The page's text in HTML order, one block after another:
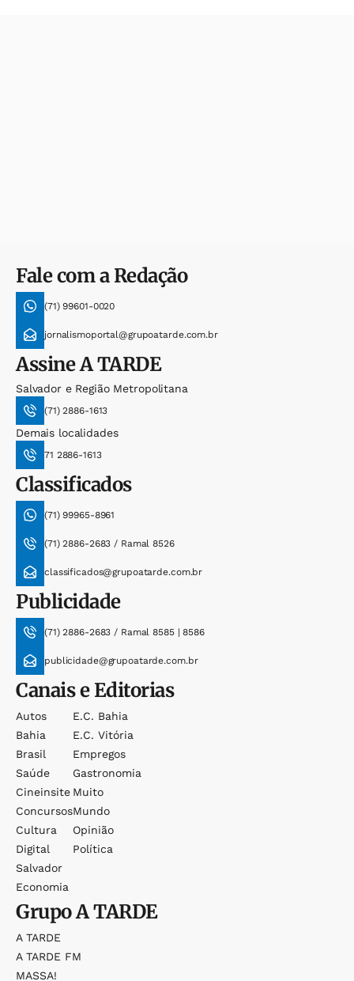
Fale com a Redação
(71) 99601-0020
jornalismoportal@grupoatarde.com.br
AssineA TARDE
Salvador e Região Metropolitana
(71) 2886-1613
Demais localidades
71 2886-1613
Classificados
(71) 99965-8961
(71) 2886-2683 / Ramal 8526
classificados@grupoatarde.com.br
Publicidade
(71) 2886-2683 / Ramal 8585 | 8586
publicidade@grupoatarde.com.br
Canais e Editorias
Autos
Bahia
Brasil
Saúde
Cineinsite
Concursos
Cultura
Digital
Salvador
Economia
E.c. Bahia
E.c. Vitória
Empregos
Gastronomia
Muito
Mundo
Opinião
Política
GrupoA TARDE
A TARDE
A TARDE FM
MASSA!